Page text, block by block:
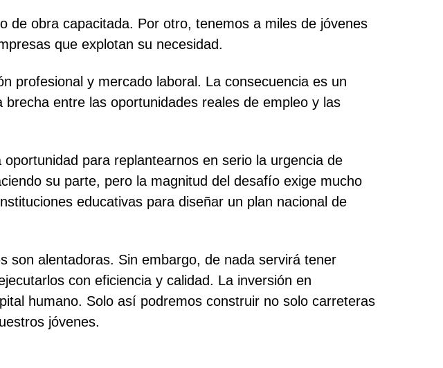
de obra capacitada. Por otro, tenemos a miles de jóvenes
que explotan su necesidad.
profesional y mercado laboral. La consecuencia es un
entre las oportunidades reales de empleo y las
para replantearnos en serio la urgencia de
su parte, pero la magnitud del desafío exige mucho
educativas para diseñar un plan nacional de
son alentadoras. Sin embargo, de nada servirá tener
con eficiencia y calidad. La inversión en
humano. Solo así podremos construir no solo carreteras
jóvenes.